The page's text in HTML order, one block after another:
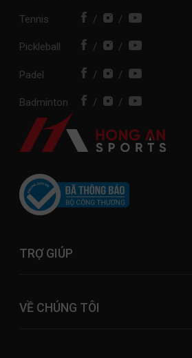
Tennis / /
Pickleball / /
Padel / /
Badminton / /
TRỢ GIÚP
VỀ CHÚNG TÔI